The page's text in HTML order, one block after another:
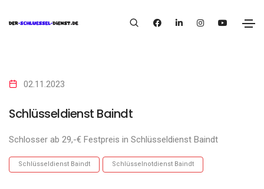
02.11.2023
Schlüsseldienst Baindt
Schlosser ab 29,-€ Festpreis in Schlüsseldienst Baindt
Schlüsseldienst Baindt Schlüsselnotdienst Baindt